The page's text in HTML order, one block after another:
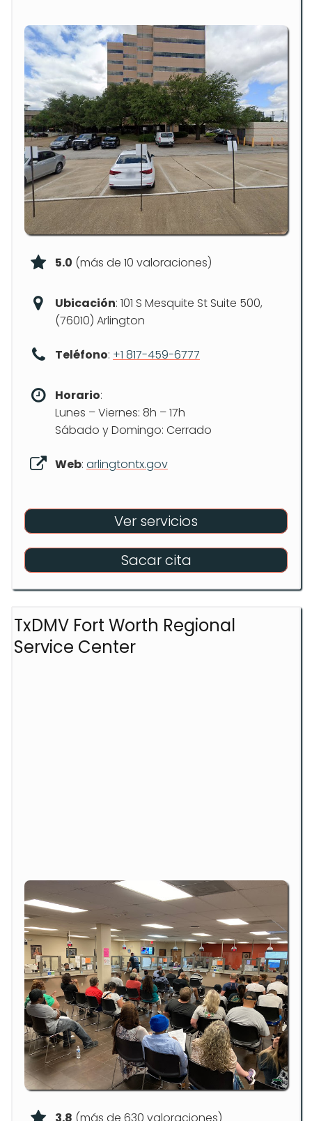
5.0 (más de 10 valoraciones)
Ubicación: 101 S Mesquite St Suite 500,
(76010) Arlington
Teléfono: +1 817-459-6777
Horario:
Lunes – Viernes: 8h – 17h
Sábado y Domingo: Cerrado
Web: arlingtontx.gov
Ver servicios
Sacar cita
TxDMV Fort Worth Regional
Service Center